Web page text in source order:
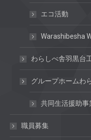
エコ活動
Warashibesha
わらしべ舎羽黒台
グループホームわ
共同生活援助事
職員募集